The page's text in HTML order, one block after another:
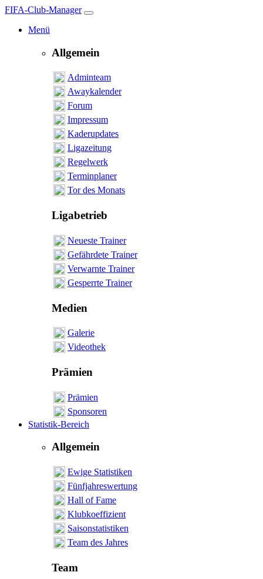
FIFA-Club-Manager
Menü
Allgemein
Adminteam
Awaykalender
Forum
Impressum
Kaderupdates
Ligazeitung
Regelwerk
Terminplaner
Tor des Monats
Ligabetrieb
Neueste Trainer
Gefährdete Trainer
Verwarnte Trainer
Gesperrte Trainer
Medien
Galerie
Videothek
Prämien
Prämien
Sponsoren
Statistik-Bereich
Allgemein
Ewige Statistiken
Fünfjahreswertung
Hall of Fame
Klubkoeffizient
Saisonstatistiken
Team des Jahres
Team